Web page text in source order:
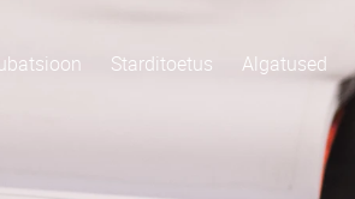
Starditoetus Algatused